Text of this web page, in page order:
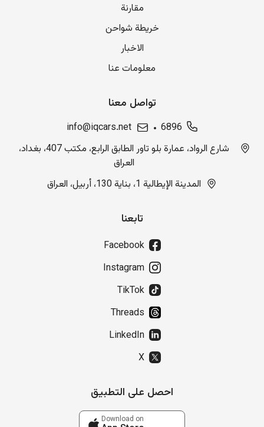
مقارنة
خريطة شواحن
الاخبار
معلومات عنا
تواصل معنا
6896
info@iqcars.net
شارع الرواد، عمارة بلو تاور الطابق الرابع، مكتب 407، بغداد،
العراق
المدينة الإيطالية 1، بناية 130، أربيل، العراق
تابعنا
Facebook
Instagram
TikTok
Threads
LinkedIn
X
احصل على التطبيق
Download on